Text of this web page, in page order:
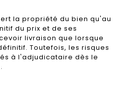
la propriété du bien qu'au
du prix et de ses
livraison que lorsque
Toutefois, les risques
à l'adjudicataire dès le